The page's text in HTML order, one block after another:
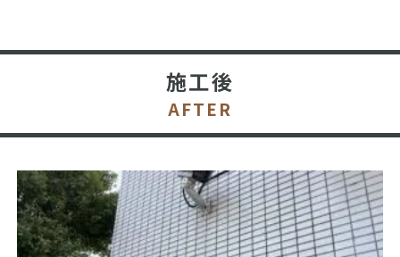
施工後
AFTER